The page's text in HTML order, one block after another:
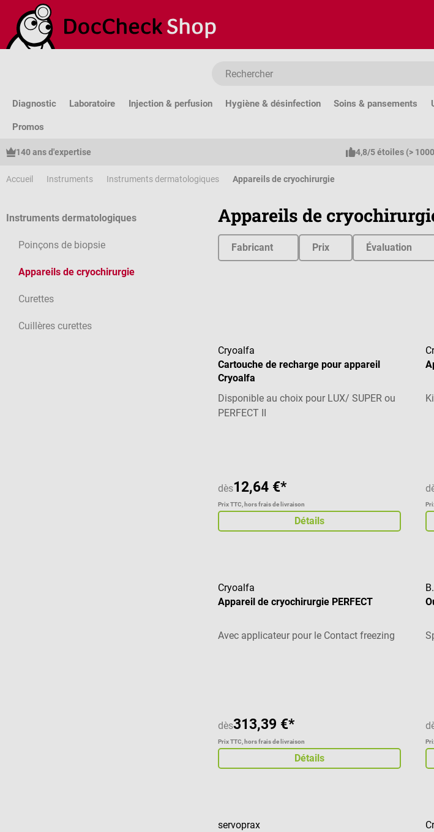
au contenu principal
Passer à la recherche
Passer à la navigation principale
Diagnostic Laboratoire Injection & perfusion Hygiène & désinfection Soins & pansements
Promos
140 ans d'expertise 4,8/5 étoiles (>
Accueil Instruments Instruments dermatologiques Appareils de cryochirurgie
Instruments dermatologiques
Poinçons de biopsie
Appareils de cryochirurgie
Curettes
Cuillères curettes
Appareils de
Fabricant Prix Évaluation
Cryoalfa
Cartouche de recharge pour appareil
Cryoalfa
Disponible au choix pour LUX/ SUPER ou
PERFECT II
dès12,64 €*
Prix TTC, hors frais de livraison
Détails
Cryoalfa
Appareil de cryochirurgie PERFECT
Avec applicateur pour le Contact freezing
dès313,39 €*
Prix TTC, hors frais de livraison
Détails
servoprax